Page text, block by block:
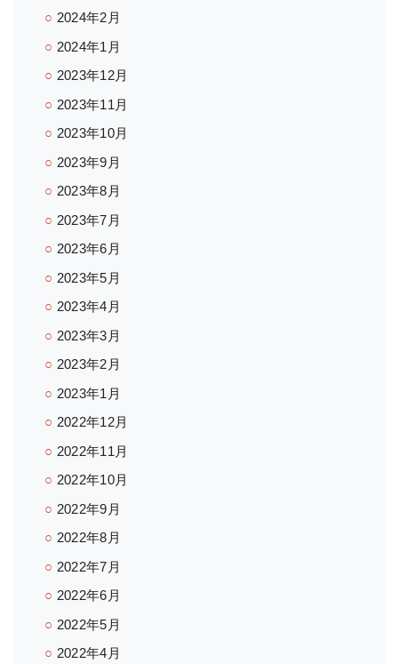
2024年2月
2024年1月
2023年12月
2023年11月
2023年10月
2023年9月
2023年8月
2023年7月
2023年6月
2023年5月
2023年4月
2023年3月
2023年2月
2023年1月
2022年12月
2022年11月
2022年10月
2022年9月
2022年8月
2022年7月
2022年6月
2022年5月
2022年4月